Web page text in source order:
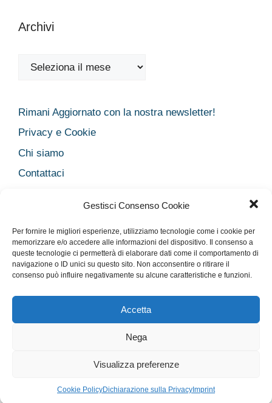
Gestisci Consenso Cookie
Per fornire le migliori esperienze, utilizziamo tecnologie come i cookie per
memorizzare e/o accedere alle informazioni del dispositivo. Il consenso a
queste tecnologie ci permetterà di elaborare dati come il comportamento di
navigazione o ID unici su questo sito. Non acconsentire o ritirare il
consenso può influire negativamente su alcune caratteristiche e funzioni.
Accetta
Nega
Visualizza preferenze
Cookie PolicyDichiarazione sulla Privacy Imprint
Archivi
Archivi
Rimani Aggiornato con la nostra newsletter!
Privacy e Cookie
Chi siamo
Contattaci
Cookie Policy
Disclaimer medico
Disconoscimento
Imprint
Rimani Aggiornato con la nostra newsletter!
Privacy e Cookie
Chi siamo Contattaci
© 2026 Salute33• Creato conGeneratePress